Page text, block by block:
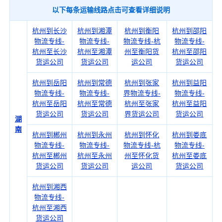
以下每条运输线路点击可查看详细说明
湖
南
杭州到长沙
物流专线-
杭州至长沙
货运公司
杭州到湘潭
物流专线-
杭州至湘潭
货运公司
杭州到衡阳
物流专线-杭
州至衡阳货
运公司
杭州到邵阳
物流专线-
杭州至邵阳
货运公司
杭州到岳阳
物流专线-
杭州至岳阳
货运公司
杭州到常德
物流专线-
杭州至常德
货运公司
杭州到张家
界物流专线-
杭州至张家
界货运公司
杭州到益阳
物流专线-
杭州至益阳
货运公司
杭州到郴州
物流专线-
杭州至郴州
货运公司
杭州到永州
物流专线-
杭州至永州
货运公司
杭州到怀化
物流专线-杭
州至怀化货
运公司
杭州到娄底
物流专线-
杭州至娄底
货运公司
杭州到湘西
物流专线-
杭州至湘西
货运公司